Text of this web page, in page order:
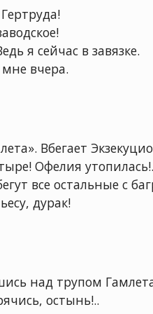
я сейчас в завязке.
вчера.
Вбегает
Офелия
все остальные с
дурак!
над трупом
остынь!..